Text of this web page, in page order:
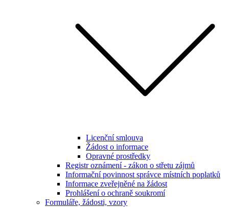
Licenční smlouva
Žádost o informace
Opravné prostředky
Registr oznámení - zákon o střetu zájmů
Informační povinnost správce místních poplatků
Informace zveřejněné na žádost
Prohlášení o ochraně soukromí
Formuláře, žádosti, vzory